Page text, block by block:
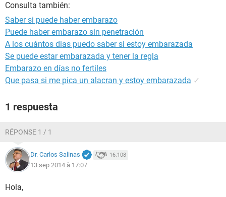
Consulta también:
Saber si puede haber embarazo
Puede haber embarazo sin penetración
A los cuántos dias puedo saber si estoy embarazada
Se puede estar embarazada y tener la regla
Embarazo en días no fertiles
Que pasa si me pica un alacran y estoy embarazada ✓
1 respuesta
RÉPONSE 1 / 1
Dr. Carlos Salinas 16.108
13 sep 2014 à 17:07
Hola,